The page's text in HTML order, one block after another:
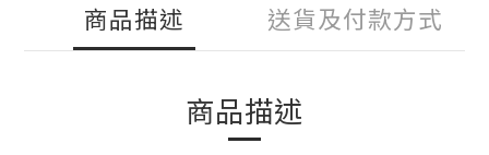
商品描述 送貨及付款方式
商品描述